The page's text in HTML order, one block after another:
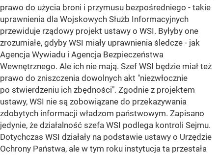
prawo do użycia broni i przymusu bezpośredniego - takie
uprawnienia dla Wojskowych Służb Informacyjnych
przewiduje rządowy projekt ustawy o WSI. Byłyby one
zrozumiałe, gdyby WSI miały uprawnienia śledcze - jak
Agencja Wywiadu i Agencja Bezpieczeństwa
Wewnętrznego. Ale ich nie mają. Szef WSI będzie miał też
prawo do zniszczenia dowolnych akt "niezwłocznie
po stwierdzeniu ich zbędności". Zgodnie z projektem
ustawy, WSI nie są zobowiązane do przekazywania
zdobytych informacji władzom państwowym. Zapisano
jedynie, że działalność szefa WSI podlega kontroli Sejmu.
Dotychczas WSI działały na podstawie ustawy o Urzędzie
Ochrony Państwa, ale w tym roku instytucja ta przestała